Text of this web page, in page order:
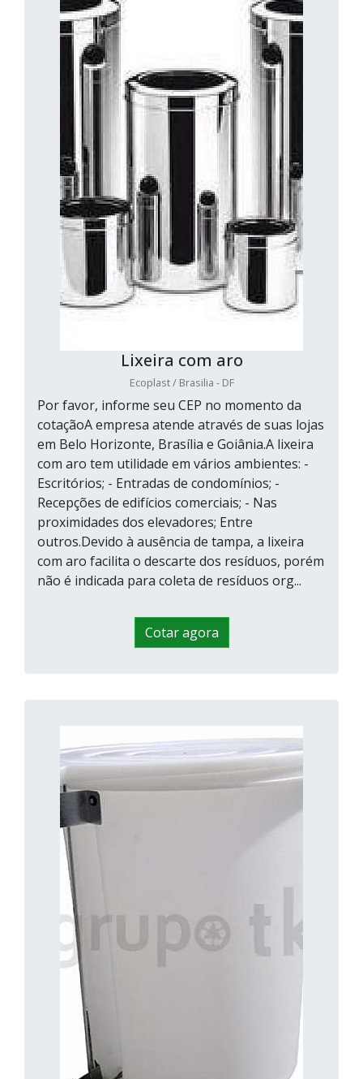
Lixeira com aro
Ecoplast / Brasilia - DF
Por favor, informe seu CEP no momento da
cotaçãoA empresa atende através de suas lojas
em Belo Horizonte, Brasília e Goiânia.A lixeira
com aro tem utilidade em vários ambientes: -
Escritórios; - Entradas de condomínios; -
Recepções de edifícios comerciais; - Nas
proximidades dos elevadores; Entre
outros.Devido à ausência de tampa, a lixeira
com aro facilita o descarte dos resíduos, porém
não é indicada para coleta de resíduos org...
Cotar agora